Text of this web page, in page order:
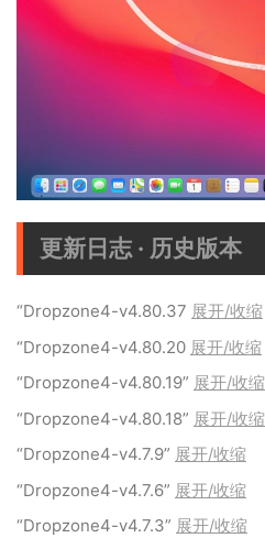
更新日志 · 历史版本
“Dropzone4-v4.80.37 展开/收缩
“Dropzone4-v4.80.20 展开/收缩
“Dropzone4-v4.80.19” 展开/收缩
“Dropzone4-v4.80.18” 展开/收缩
“Dropzone4-v4.7.9” 展开/收缩
“Dropzone4-v4.7.6” 展开/收缩
“Dropzone4-v4.7.3” 展开/收缩